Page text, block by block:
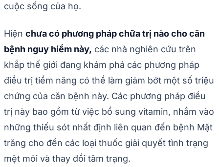
cuộc sống của họ.
Hiện chưa có phương pháp chữa trị nào cho căn
bệnh nguy hiểm này, các nhà nghiên cứu trên
khắp thế giới đang khám phá các phương pháp
điều trị tiềm năng có thể làm giảm bớt một số triệu
chứng của căn bệnh này. Các phương pháp điều
trị này bao gồm từ việc bổ sung vitamin, nhắm vào
những thiếu sót nhất định liên quan đến bệnh Mặt
trăng cho đến các loại thuốc giải quyết tình trạng
mệt mỏi và thay đổi tâm trạng.